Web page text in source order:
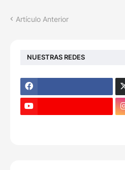
Artículo Anterior
NUESTRAS REDES